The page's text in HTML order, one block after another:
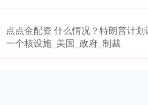
点点金配资 什么情况？特朗普计
一个核设施_美国_政府_制裁